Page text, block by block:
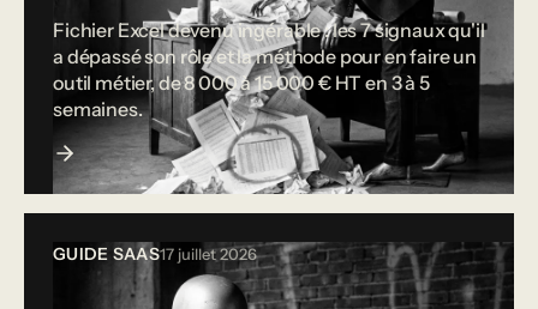
Fichier Excel devenu ingérable : les 7 signaux qu'il
a dépassé son rôle et la méthode pour en faire un
outil métier, de 8 000 à 15 000 € HT en 3 à 5
semaines.
GUIDE SAAS17 juillet 2026